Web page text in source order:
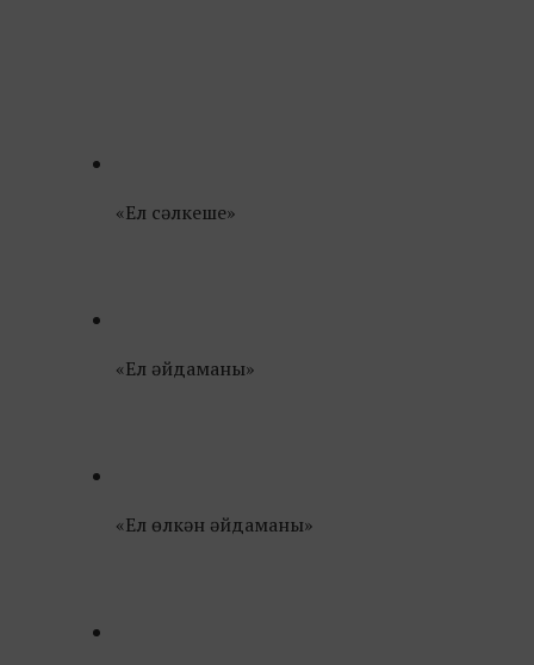
«Ел сәлкеше»
«Ел әйдаманы»
«Ел өлкән әйдаманы»